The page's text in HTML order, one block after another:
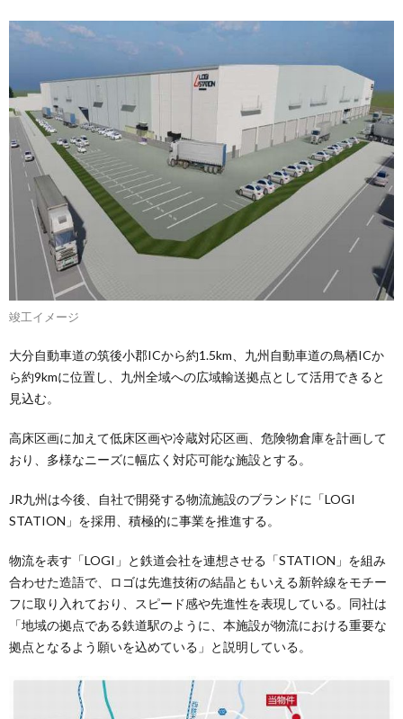
竣工イメージ
大分自動車道の筑後小郡ICから約1.5km、九州自動車道の鳥栖ICか
ら約9kmに位置し、九州全域への広域輸送拠点として活用できると
見込む。
高床区画に加えて低床区画や冷蔵対応区画、危険物倉庫を計画して
おり、多様なニーズに幅広く対応可能な施設とする。
JR九州は今後、自社で開発する物流施設のブランドに「LOGI
STATION」を採用、積極的に事業を推進する。
物流を表す「LOGI」と鉄道会社を連想させる「STATION」を組み
合わせた造語で、ロゴは先進技術の結晶ともいえる新幹線をモチー
フに取り入れており、スピード感や先進性を表現している。同社は
「地域の拠点である鉄道駅のように、本施設が物流における重要な
拠点となるよう願いを込めている」と説明している。